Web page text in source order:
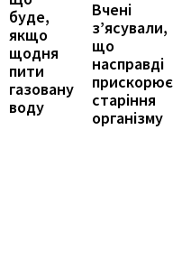
буде,
якщо
щодня
пити
газовану
воду
Вчені
з’ясували,
що
насправді
прискорює
старіння
організму